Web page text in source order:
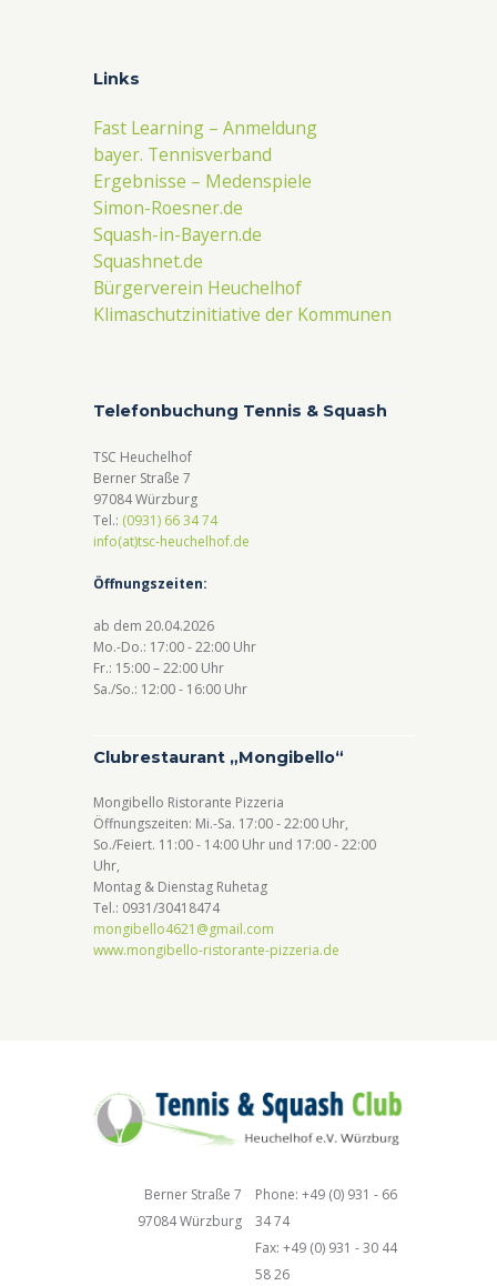
Links
Fast Learning – Anmeldung
bayer. Tennisverband
Ergebnisse – Medenspiele
Simon-Roesner.de
Squash-in-Bayern.de
Squashnet.de
Bürgerverein Heuchelhof
Klimaschutzinitiative der Kommunen
Telefonbuchung Tennis & Squash
TSC Heuchelhof
Berner Straße 7
97084 Würzburg
Tel.: (0931) 66 34 74
info(at)tsc-heuchelhof.de
Öffnungszeiten:
ab dem 20.04.2026
Mo.-Do.: 17:00 - 22:00 Uhr
Fr.: 15:00 – 22:00 Uhr
Sa./So.: 12:00 - 16:00 Uhr
Clubrestaurant „Mongibello“
Mongibello Ristorante Pizzeria
Öffnungszeiten: Mi.-Sa. 17:00 - 22:00 Uhr,
So./Feiert. 11:00 - 14:00 Uhr und 17:00 - 22:00
Uhr,
Montag & Dienstag Ruhetag
Tel.: 0931/30418474
mongibello4621@gmail.com
www.mongibello-ristorante-pizzeria.de
Phone: +49 (0) 931 - 66
34 74
Fax: +49 (0) 931 - 30 44
58 26
Berner Straße 7
97084 Würzburg